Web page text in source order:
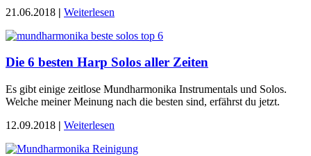
21.06.2018 | Weiterlesen
Die 6 besten Harp Solos aller Zeiten
Es gibt einige zeitlose Mundharmonika Instrumentals und Solos.
Welche meiner Meinung nach die besten sind, erfährst du jetzt.
12.09.2018 | Weiterlesen